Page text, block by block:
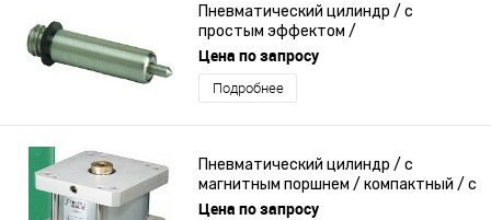
Пневматический цилиндр / с
простым эффектом /
сверхминиатюрный / из
нержавеющей стали
Цена по запросу
Подробнее
Пневматический цилиндр / с
магнитным поршнем / компактный / с
коротким ходом
Цена по запросу